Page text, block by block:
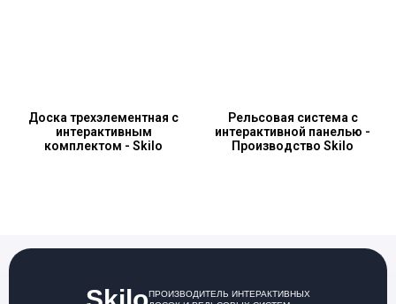
Доска трехэлементная с
интерактивным
комплектом - Skilo
Рельсовая система с
интерактивной панелью -
Производство Skilo
ПРОИЗВОДИТЕЛЬ ИНТЕРАКТИВНЫХ